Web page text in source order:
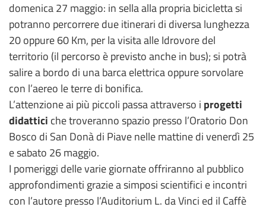
domenica 27 maggio: in sella alla propria bicicletta si
potranno percorrere due itinerari di diversa lunghezza
20 oppure 60 Km, per la visita alle Idrovore del
territorio (il percorso è previsto anche in bus); si potrà
salire a bordo di una barca elettrica oppure sorvolare
con l’aereo le terre di bonifica.
L’attenzione ai più piccoli passa attraverso i progetti
didattici che troveranno spazio presso l’Oratorio Don
Bosco di San Donà di Piave nelle mattine di venerdì 25
e sabato 26 maggio.
I pomeriggi delle varie giornate offriranno al pubblico
approfondimenti grazie a simposi scientifici e incontri
con l’autore presso l’Auditorium L. da Vinci ed il Caffè